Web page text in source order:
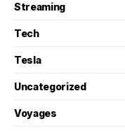
Streaming
Tech
Tesla
Uncategorized
Voyages